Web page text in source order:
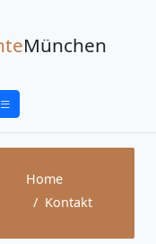
München
Home
Kontakt